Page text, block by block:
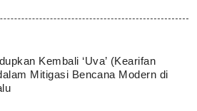
Kembali ‘Uva’ (Kearifan
Mitigasi Bencana Modern di